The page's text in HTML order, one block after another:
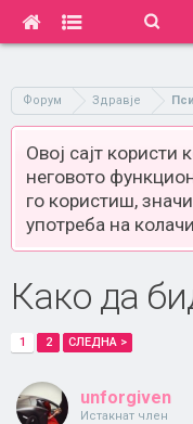
Форум Здравје
Овој сајт
неговото
го користиш,
употреба на
Како да
1 2 СЛЕДНА >
unforgiven
Истакнат член